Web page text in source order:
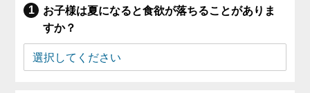
お子様は夏になると食欲が落ちることがありま
すか？